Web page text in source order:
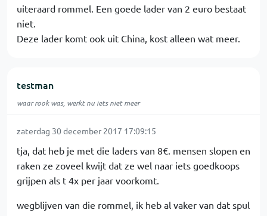
uiteraard rommel. Een goede lader van 2 euro bestaat
niet.
Deze lader komt ook uit China, kost alleen wat meer.
testman
waar rook was, werkt nu iets niet meer
zaterdag 30 december 2017 17:09:15
tja, dat heb je met die laders van 8€. mensen slopen en
raken ze zoveel kwijt dat ze wel naar iets goedkoops
grijpen als t 4x per jaar voorkomt.
wegblijven van die rommel, ik heb al vaker van dat spul